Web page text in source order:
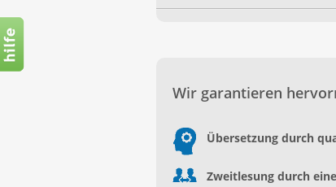
Wir garantieren
Übersetzung durch
Zweitlesung durch